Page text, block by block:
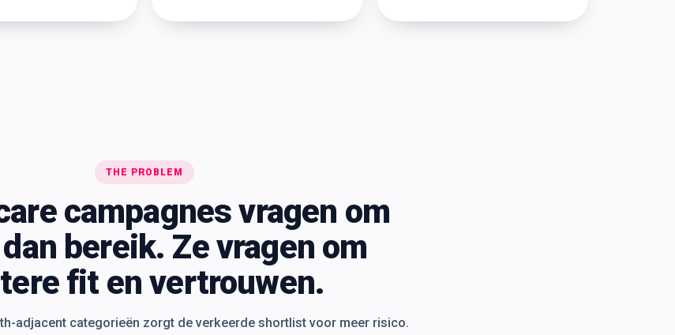
THE PROBLEM
campagnes vragen om
bereik. Ze vragen om
fit en vertrouwen.
adjacent categorieën zorgt de verkeerde shortlist voor meer risico.